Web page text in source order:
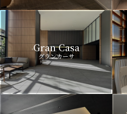
Gran Casa
グランカーサ